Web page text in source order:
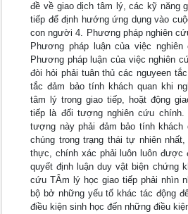
đề về giao dịch tâm lý, các kỹ năng
tiếp để định hướng ứng dụng vào
con người 4. Phương pháp nghiên
Phương pháp luận của việc
Phương pháp luận của việc nghiên
đòi hỏi phải tuân thủ các nguyeen
tắc đảm bảo tính khách quan khi
tâm lý trong giao tiếp, hoặt động
tiếp là đối tượng nghiên cứu
tượng này phải đảm bảo tính
chúng trong trạng thái tự nhiên
thực, chính xác phải luôn luôn được
quyết định luận duy vật biện chứng
cứu TÂm lý học giao tiếp phải nhìn
bộ bở những yếu tố khác tác động
điều kiện sinh học đến những điều